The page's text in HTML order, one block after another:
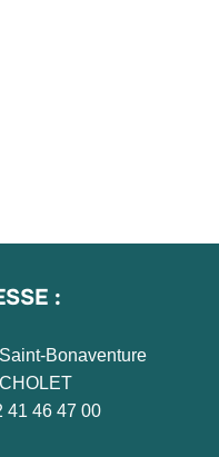
:
Bonaventure
41 46 47 00